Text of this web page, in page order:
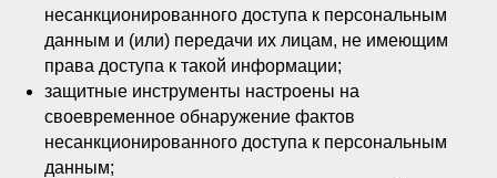
несанкционированного доступа к персональным
данным и (или) передачи их лицам, не имеющим
права доступа к такой информации;
защитные инструменты настроены на
своевременное обнаружение фактов
несанкционированного доступа к персональным
данным;